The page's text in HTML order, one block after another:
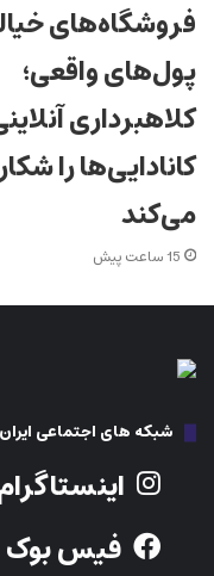
فروشگاه‌های
پول‌های واقعی؛
کلاهبرداری
کانادایی‌ها را
می‌کند
15 ساعت پیش
شبکه های اجتماعی
فیس بوک